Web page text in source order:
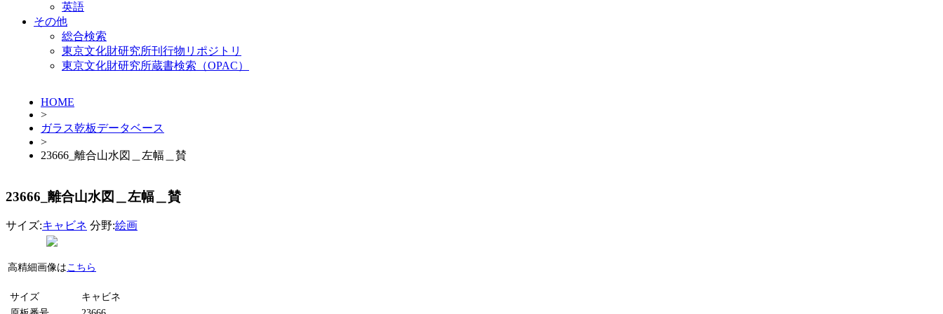
英語
その他
総合検索
東京文化財研究所刊行物リポジトリ
東京文化財研究所蔵書検索（OPAC）
HOME
>
ガラス乾板データベース
>
23666_離合山水図＿左幅＿賛
23666_離合山水図＿左幅＿賛
サイズ:キャビネ 分野:絵画
高精細画像はこちら
サイズ
キャビネ